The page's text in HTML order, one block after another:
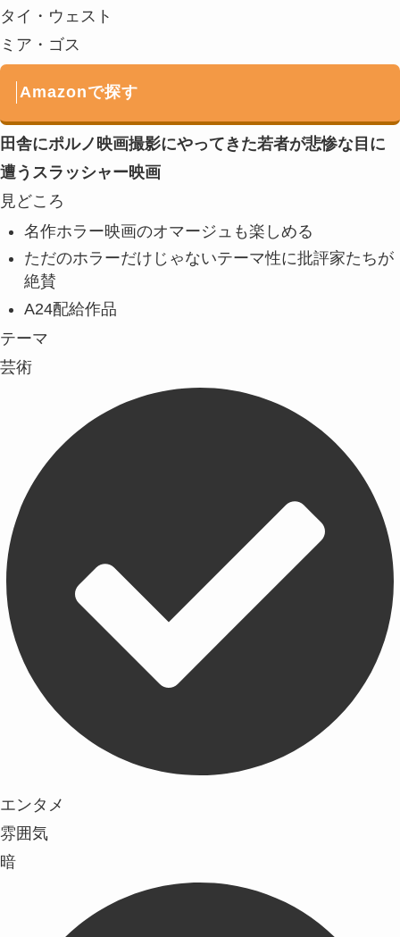
タイ・ウェスト
ミア・ゴス
Amazonで探す
田舎にポルノ映画撮影にやってきた若者が悲惨な目に
遭うスラッシャー映画
見どころ
名作ホラー映画のオマージュも楽しめる
ただのホラーだけじゃないテーマ性に批評家たちが
絶賛
A24配給作品
テーマ
芸術
エンタメ
雰囲気
暗